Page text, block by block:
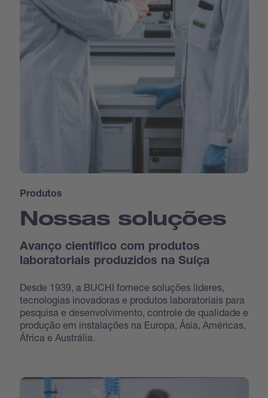
Produtos
Nossas soluções
Avanço científico com produtos
laboratoriais produzidos na Suíça
Desde 1939, a BUCHI fornece soluções líderes,
tecnologias inovadoras e produtos laboratoriais para
pesquisa e desenvolvimento, controle de qualidade e
produção em instalações na Europa, Ásia, Américas,
África e Austrália.